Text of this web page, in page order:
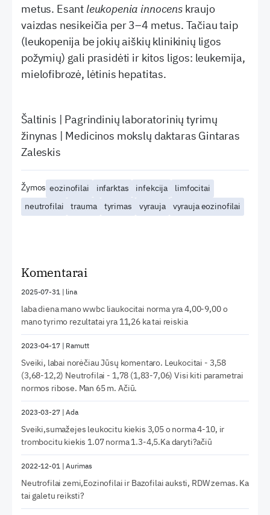
metus. Esant leukopenia innocens kraujo
vaizdas nesikeičia per 3–4 metus. Tačiau taip
(leukopenija be jokių aiškių klinikinių ligos
požymių) gali prasidėti ir kitos ligos: leukemija,
mielofibrozė, lėtinis hepatitas.
Šaltinis | Pagrindinių laboratorinių tyrimų
žinynas | Medicinos mokslų daktaras Gintaras
Zaleskis
Žymos eozinofilai infarktas infekcija
limfocitai
neutrofilai
trauma tyrimas vyrauja vyrauja eozinofilai
Komentarai
2025-07-31| lina
laba diena mano wwbc liaukocitai norma yra 4,00-9,00 o
mano tyrimo rezultatai yra 11,26 ka tai reiskia
2023-04-17| Ramutt
Sveiki, labai norėčiau Jūsų komentaro. Leukocitai - 3,58
(3,68-12,2) Neutrofilai - 1,78 (1,83-7,06) Visi kiti parametrai
normos ribose. Man 65 m. Ačiū.
2023-03-27|Ada
Sveiki,sumažejes leukocitu kiekis 3,05 o norma 4-10, ir
trombocitu kiekis 1.07 norma 1.3-4,5.Ka daryti?ačiū
2022-12-01|Aurimas
Neutrofilai zemi,Eozinofilai ir Bazofilai auksti, RDW zemas. Ka
tai galetu reiksti?